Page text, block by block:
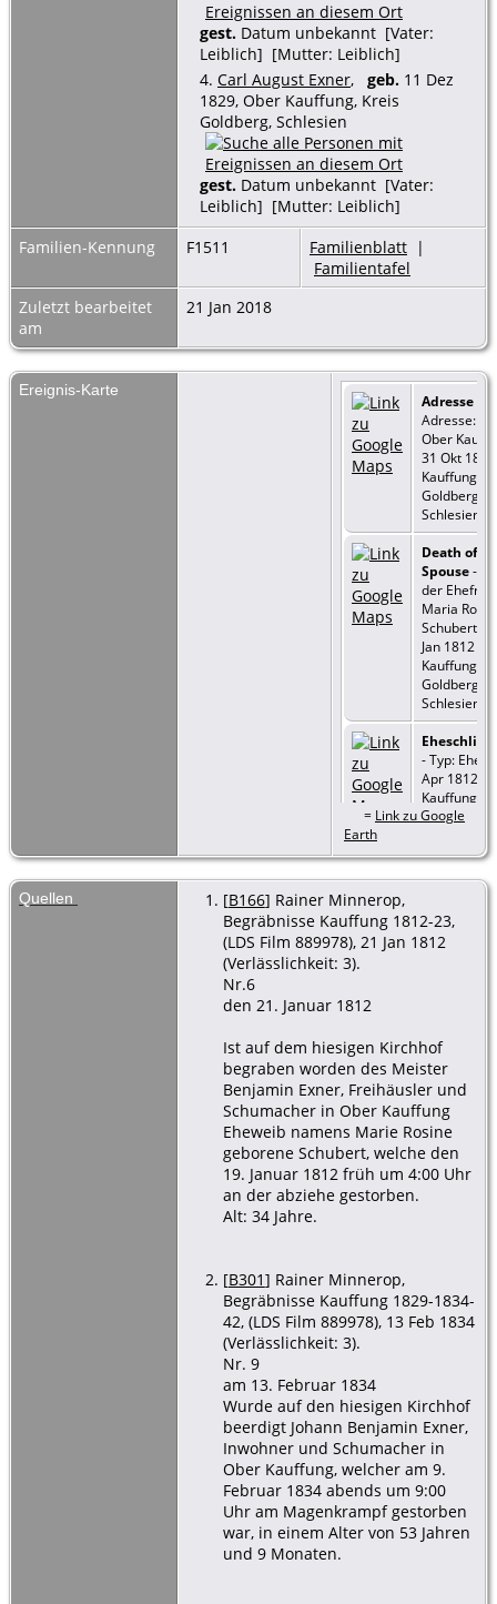
gest. Datum unbekannt [Vater:
Leiblich] [Mutter: Leiblich]
4. Carl August Exner, geb. 11 Dez
1829, Ober Kauffung, Kreis
Goldberg, Schlesien
gest. Datum unbekannt [Vater:
Leiblich] [Mutter: Leiblich]
Familien-Kennung
F1511 Familienblatt |
Familientafel
Zuletzt bearbeitet
am
21 Jan 2018
Ereignis-Karte
Adresse
Adresse:
Ober
31 Okt
Kauffung,
Goldberg,
Schlesien
Death of
Spouse-
der Ehefrau
Maria
Schubert -
Jan 1812 -
Kauffung,
Goldberg,
Schlesien
- Typ: Ehe -
Apr 1812 -
Kauffung,
Goldberg,
Goldberg,
Schlesien
Goldberg,
Schlesien
= Link zu Google
Earth
Quellen [B166] Rainer Minnerop,
Begräbnisse Kauffung 1812-23,
(LDS Film 889978), 21 Jan 1812
(Verlässlichkeit: 3).
Nr.6
den 21. Januar 1812
Ist auf dem hiesigen Kirchhof
begraben worden des Meister
Benjamin Exner, Freihäusler und
Schumacher in Ober Kauffung
Eheweib namens Marie Rosine
geborene Schubert, welche den
19. Januar 1812 früh um 4:00 Uhr
an der abziehe gestorben.
Alt: 34 Jahre.
[B301] Rainer Minnerop,
Begräbnisse Kauffung 1829-1834-
42, (LDS Film 889978), 13 Feb 1834
(Verlässlichkeit: 3).
Nr. 9
am 13. Februar 1834
Wurde auf den hiesigen Kirchhof
beerdigt Johann Benjamin Exner,
Inwohner und Schumacher in
Ober Kauffung, welcher am 9.
Februar 1834 abends um 9:00
Uhr am Magenkrampf gestorben
war, in einem Alter von 53 Jahren
und 9 Monaten.